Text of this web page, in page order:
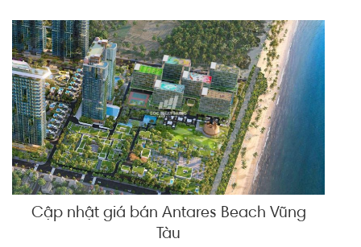
Cập nhật giá bán Antares Beach Vũng
Tàu